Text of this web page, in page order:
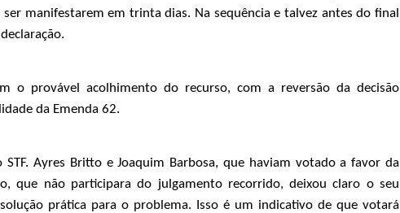
manifestarem em trinta dias. Na sequência e talvez antes do final
o provável acolhimento do recurso, com a reversão da decisão
da Emenda 62.
Ayres Britto e Joaquim Barbosa, que haviam votado a favor da
que não participara do julgamento recorrido, deixou claro o seu
prática para o problema. Isso é um indicativo de que votará